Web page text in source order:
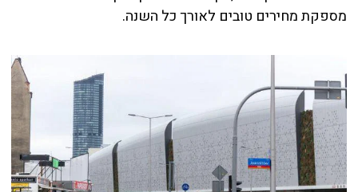
מספקת מחירים טובים לאורך כל השנה.